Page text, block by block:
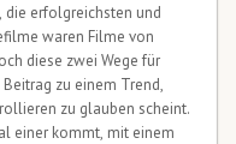
die erfolgreichsten und
waren Filme von
diese zwei Wege für
zu einem Trend,
zu glauben scheint.
einer kommt, mit einem